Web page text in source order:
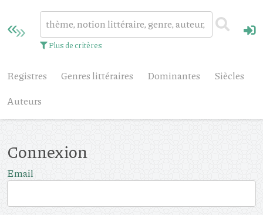
Plus de critères
Registres Genres littéraires Dominantes
Siècles
Auteurs
Connexion
Email